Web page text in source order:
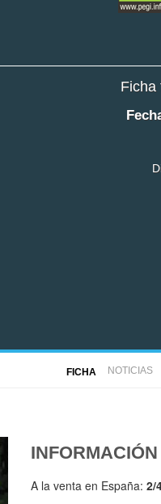
Ficha
FICHA NOTICIAS
A la venta en España: 2/